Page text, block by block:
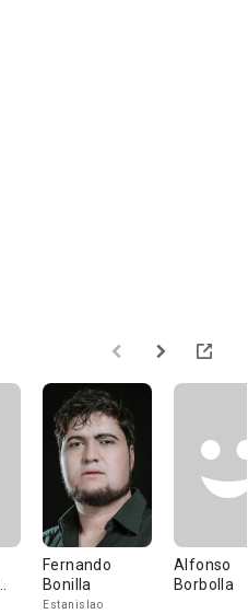
Fernando
Bonilla
Estanislao
Alfonso
Borbolla